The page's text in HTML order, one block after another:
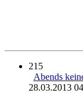
215
Abends
28.03.2013